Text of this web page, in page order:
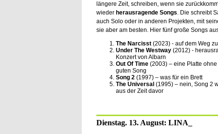
längere Zeit, schreiben, wenn sie
wieder herausragende Songs. Die schreibt
auch Solo oder in anderen Projekten, mit
sie aber am besten. Hier fünf große Songs
The Narcisst(2023) - auf dem Weg
Under The Westway(2012) -
Konzert von Albarn
Out Of Time(2003) – eine Platte
guten Song
Song 2(1997) – was für ein Brett
The Universal (1995) – nein, Song 2
aus der Zeit davor
Dienstag. 13. August: LINA_